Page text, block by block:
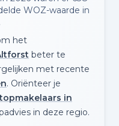
WOZ-waarde in
het
beter te
met recente
. Oriënteer je
topmakelaars in
in deze regio.